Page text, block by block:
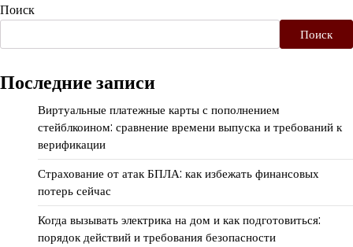
Поиск
Поиск
Последние записи
Виртуальные платежные карты с пополнением
стейблкоином: сравнение времени выпуска и требований к
верификации
Страхование от атак БПЛА: как избежать финансовых
потерь сейчас
Когда вызывать электрика на дом и как подготовиться:
порядок действий и требования безопасности